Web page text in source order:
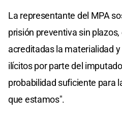
La representante del MPA
prisión preventiva sin
acreditadas la materialidad
ilícitos por parte del
probabilidad suficiente para
que estamos".